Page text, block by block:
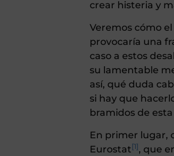
crear histeria y
Veremos cómo
provocaría una
caso a estos
su lamentable
así, qué duda
si hay que
bramidos de
En primer lugar,
Eurostat[1], que